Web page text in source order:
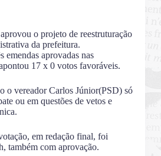
o projeto de reestruturação
da prefeitura.
emendas aprovadas nas
17 x 0 votos favoráveis.
o vereador Carlos Júnior(PSD) só
ou em questões de vetos e
em redação final, foi
também com aprovação.